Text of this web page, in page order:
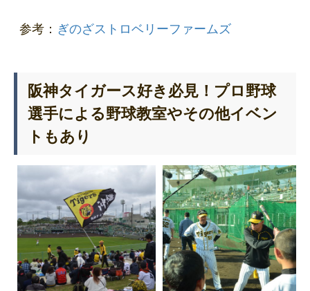
参考： ぎのざストロベリーファームズ
阪神タイガース好き必見！プロ野球
選手による野球教室やその他イベン
トもあり